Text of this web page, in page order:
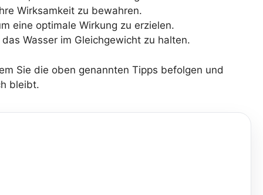
Wirksamkeit zu bewahren.
eine optimale Wirkung zu erzielen.
Wasser im Gleichgewicht zu halten.
Sie die oben genannten Tipps befolgen und
bleibt.